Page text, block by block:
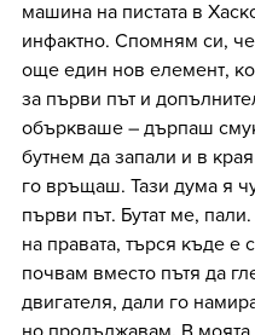
машина на пистата в
инфактно. Спомням си,
още един нов елемент,
за първи път и
объркваше – дърпаш
бутнем да запали и в
го връщаш. Тази дума я
първи път. Бутат ме,
на правата, търся къде е
почвам вместо пътя да
двигателя, дали го